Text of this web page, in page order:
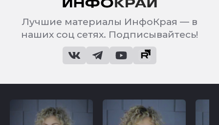
Лучшие материалы ИнфоКрая — в
наших соц сетях. Подписывайтесь!